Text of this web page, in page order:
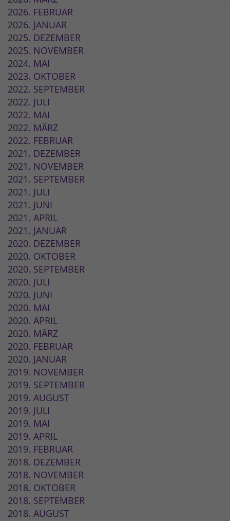
2026. FEBRUAR
2026. JANUAR
2025. DEZEMBER
2025. NOVEMBER
2024. MAI
2023. OKTOBER
2022. SEPTEMBER
2022. JULI
2022. MAI
2022. MÄRZ
2022. FEBRUAR
2021. DEZEMBER
2021. NOVEMBER
2021. SEPTEMBER
2021. JULI
2021. JUNI
2021. APRIL
2021. JANUAR
2020. DEZEMBER
2020. OKTOBER
2020. SEPTEMBER
2020. JULI
2020. JUNI
2020. MAI
2020. APRIL
2020. MÄRZ
2020. FEBRUAR
2020. JANUAR
2019. NOVEMBER
2019. SEPTEMBER
2019. AUGUST
2019. JULI
2019. MAI
2019. APRIL
2019. FEBRUAR
2018. DEZEMBER
2018. NOVEMBER
2018. OKTOBER
2018. SEPTEMBER
2018. AUGUST